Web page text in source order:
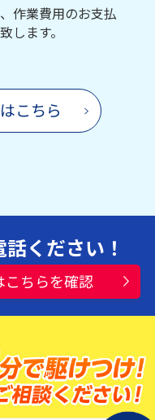
作業費用のお支払
します。
こちら
ください！
こちらを確認
話一本ですぐ